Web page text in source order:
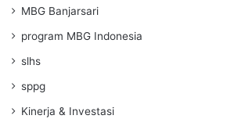
MBG Banjarsari
program MBG Indonesia
slhs
sppg
Kinerja & Investasi